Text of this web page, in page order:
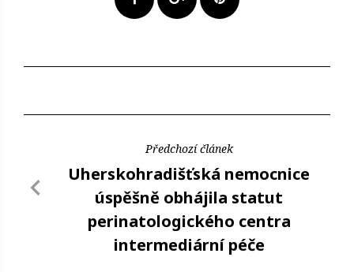
Předchozí článek
Uherskohradišťská nemocnice
úspěšně obhájila statut
perinatologického centra
intermediární péče